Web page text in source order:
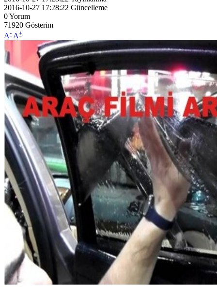
2016-10-27 17:28:22 Güncelleme
0Yorum
71920 Gösterim
A- A+